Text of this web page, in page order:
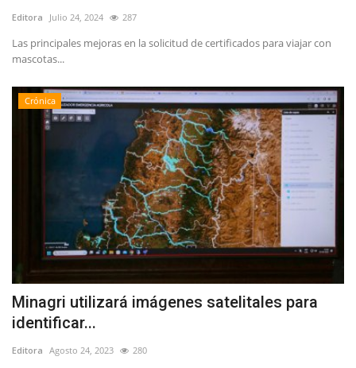
Editora Julio 24, 2024 287
Las principales mejoras en la solicitud de certificados para viajar con
mascotas...
Crónica
Minagri utilizará imágenes satelitales para
identificar...
Editora Agosto 24, 2023 280